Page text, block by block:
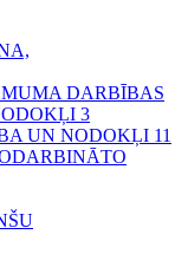
DARBĪBAS
3